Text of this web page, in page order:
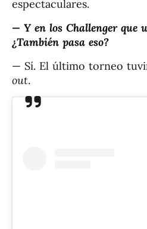
espectaculares.
— Y en los Challenger que
¿También pasa eso?
— Sí. El último torneo
out.